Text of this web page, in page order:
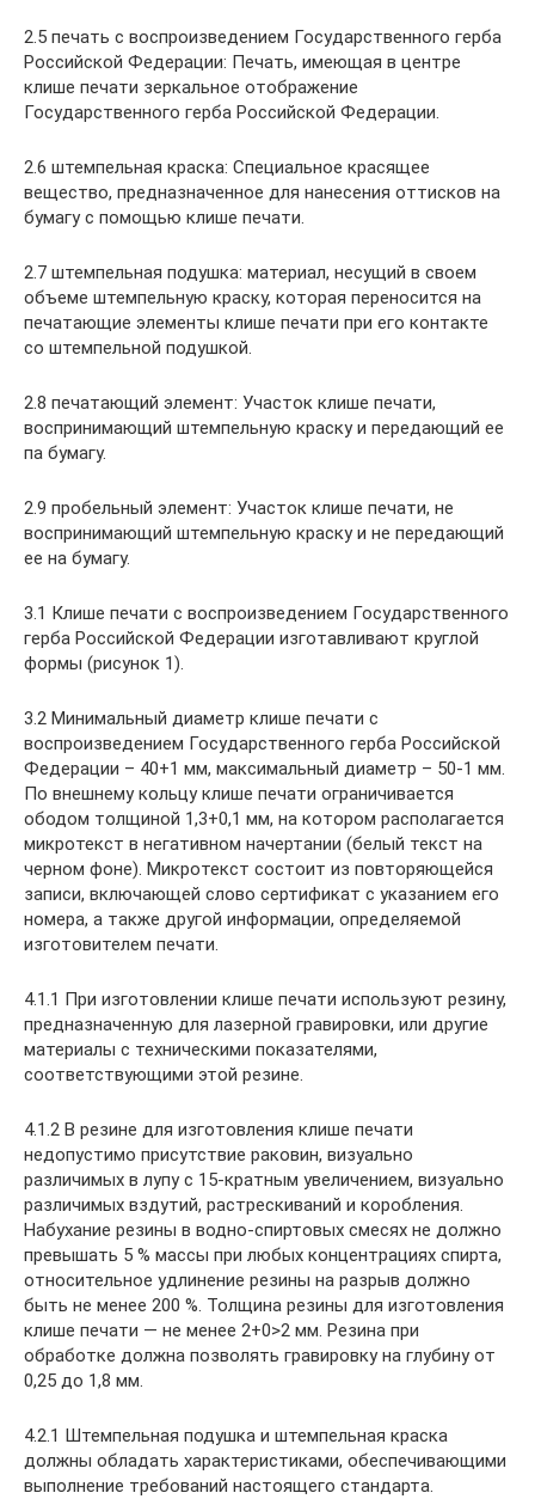
2.5 печать с воспроизведением Государственного герба
Российской Федерации: Печать, имеющая в центре
клише печати зеркальное отображение
Государственного герба Российской Федерации.
2.6 штемпельная краска: Специальное красящее
вещество, предназначенное для нанесения оттисков на
бумагу с помощью клише печати.
2.7 штемпельная подушка: материал, несущий в своем
объеме штемпельную краску, которая переносится на
печатающие элементы клише печати при его контакте
со штемпельной подушкой.
2.8 печатающий элемент: Участок клише печати,
воспринимающий штемпельную краску и передающий ее
па бумагу.
2.9 пробельный элемент: Участок клише печати, не
воспринимающий штемпельную краску и не передающий
ее на бумагу.
3.1 Клише печати с воспроизведением Государственного
герба Российской Федерации изготавливают круглой
формы (рисунок 1).
3.2 Минимальный диаметр клише печати с
воспроизведением Государственного герба Российской
Федерации – 40+1 мм, максимальный диаметр – 50-1 мм.
По внешнему кольцу клише печати ограничивается
ободом толщиной 1,3+0,1 мм, на котором располагается
микротекст в негативном начертании (белый текст на
черном фоне). Микротекст состоит из повторяющейся
записи, включающей слово сертификат с указанием его
номера, а также другой информации, определяемой
изготовителем печати.
4.1.1 При изготовлении клише печати используют резину,
предназначенную для лазерной гравировки, или другие
материалы с техническими показателями,
соответствующими этой резине.
4.1.2 В резине для изготовления клише печати
недопустимо присутствие раковин, визуально
различимых в лупу с 15-кратным увеличением, визуально
различимых вздутий, растрескиваний и коробления.
Набухание резины в водно-спиртовых смесях не должно
превышать 5 % массы при любых концентрациях спирта,
относительное удлинение резины на разрыв должно
быть не менее 200 %. Толщина резины для изготовления
клише печати — не менее 2+0>2 мм. Резина при
обработке должна позволять гравировку на глубину от
0,25 до 1,8 мм.
4.2.1 Штемпельная подушка и штемпельная краска
должны обладать характеристиками, обеспечивающими
выполнение требований настоящего стандарта.